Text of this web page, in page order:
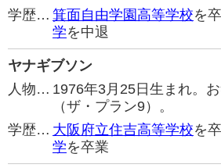
学歴… 箕面自由学園高等学校を
学を中退
ヤナギブソン
人物… 1976年3月25日生まれ。
（ザ・プラン9）。
学歴… 大阪府立住吉高等学校を
学を卒業